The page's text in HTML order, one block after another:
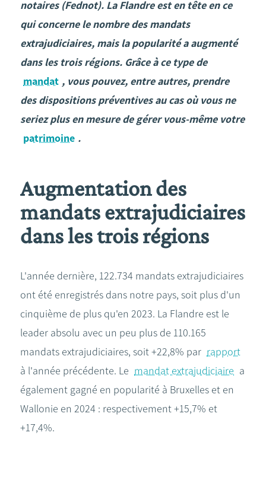
notaires (Fednot). La Flandre est en tête en ce
qui concerne le nombre des mandats
extrajudiciaires, mais la popularité a augmenté
dans les trois régions. Grâce à ce type de
mandat , vous pouvez, entre autres, prendre
des dispositions préventives au cas où vous ne
seriez plus en mesure de gérer vous-même votre
patrimoine .
Augmentation des
mandats extrajudiciaires
dans les trois régions
L'année dernière, 122.734 mandats extrajudiciaires
ont été enregistrés dans notre pays, soit plus d'un
cinquième de plus qu'en 2023. La Flandre est le
leader absolu avec un peu plus de 110.165
mandats extrajudiciaires, soit +22,8% par rapport
à l'année précédente. Le mandat extrajudiciaire a
également gagné en popularité à Bruxelles et en
Wallonie en 2024 : respectivement +15,7% et
+17,4%.